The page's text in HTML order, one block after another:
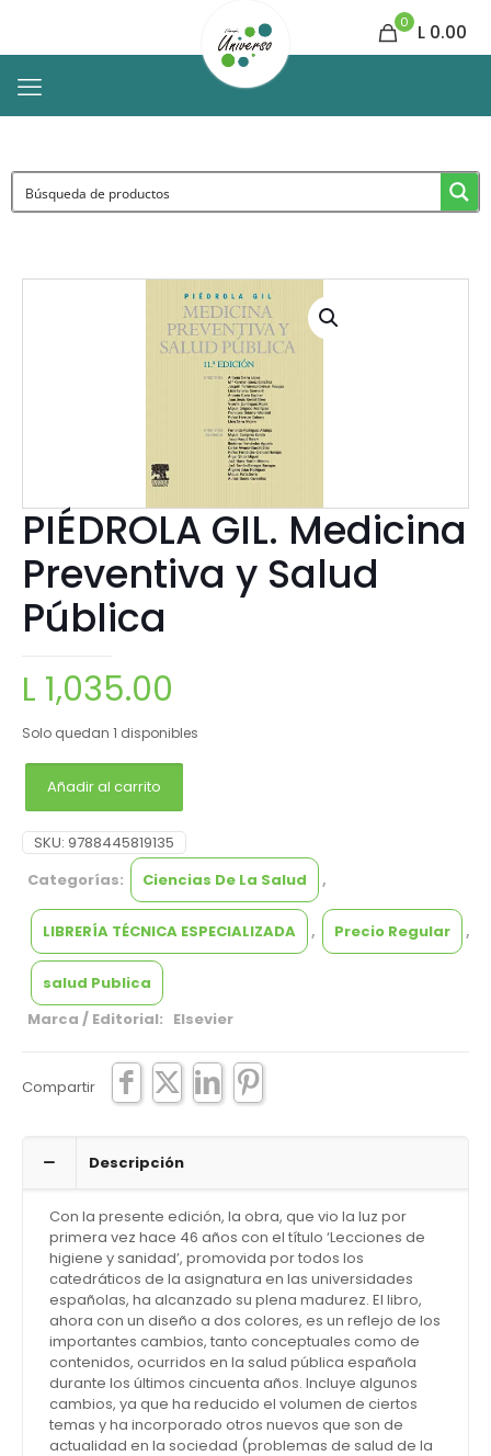
0 L 0.00
PIÉDROLA GIL. Medicina
Preventiva y Salud
Pública
L 1,035.00
Solo quedan 1 disponibles
Añadir al carrito
SKU: 9788445819135
Categorías:
Ciencias De La Salud ,
LIBRERÍA TÉCNICA ESPECIALIZADA , Precio Regular ,
salud Publica
Marca / Editorial: Elsevier
Compartir
Descripción
Con la presente edición, la obra, que vio la luz por
primera vez hace 46 años con el título ‘Lecciones de
higiene y sanidad’, promovida por todos los
catedráticos de la asignatura en las universidades
españolas, ha alcanzado su plena madurez. El libro,
ahora con un diseño a dos colores, es un reflejo de los
importantes cambios, tanto conceptuales como de
contenidos, ocurridos en la salud pública española
durante los últimos cincuenta años. Incluye algunos
cambios, ya que ha reducido el volumen de ciertos
temas y ha incorporado otros nuevos que son de
actualidad en la sociedad (problemas de salud de la